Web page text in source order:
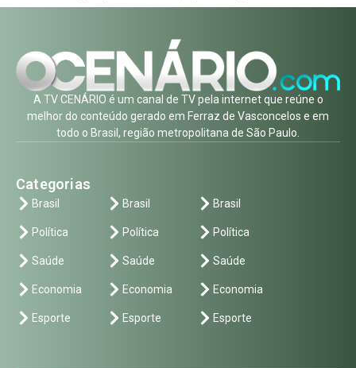
A TV CENÁRIO é um canal de TV pela internet que reúne o
melhor do conteúdo gerado em Ferraz de Vasconcelos e em
todo o Brasil, região metropolitana de São Paulo.
Categorias
Brasil
Política
Saúde
Economia
Esporte
Brasil
Política
Saúde
Economia
Esporte
Brasil
Política
Saúde
Economia
Esporte